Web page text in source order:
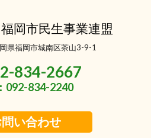
岡市民生事業連盟
福岡市城南区茶山3-9-1
834-2667
092-834-2240
問い合わせ